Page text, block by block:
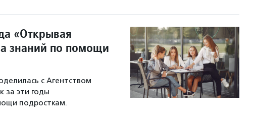
«Открывая
знаний по помощи
с Агентством
за эти годы
подросткам.